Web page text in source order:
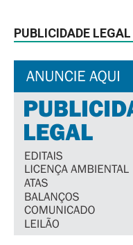
PUBLICIDADE LEGAL